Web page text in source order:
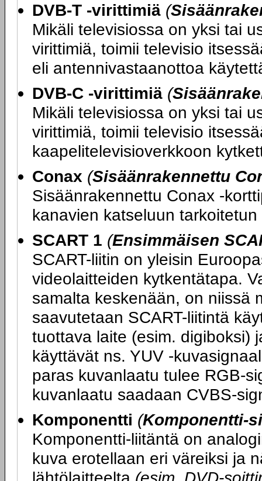
DVB-T -virittimiä (
Mikäli televisiossa on yksi tai
virittimiä, toimii televisio
eli antennivastaanottoa
DVB-C -virittimiä (
Mikäli televisiossa on yksi tai
virittimiä, toimii televisio
kaapelitelevisioverkkoon
Conax (Sisäänrakennettu
Sisäänrakennettu Conax -
kanavien katseluun
SCART 1 (Ensimmäisen
SCART-liitin on yleisin
videolaitteiden kytkentätapa.
samalta keskenään, on niissä
saavutetaan SCART-liitintä
tuottava laite (esim. digiboksi)
käyttävät ns. YUV -
paras kuvanlaatu tulee RGB-
kuvanlaatu saadaan CVBS-
Komponentti (Komponentti-
Komponentti-liitäntä on
kuva erotellaan eri väreiksi ja